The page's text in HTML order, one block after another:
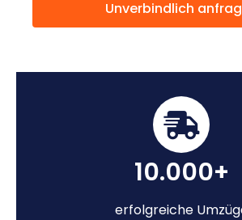
Unverbindlich
10.000+
erfolgreiche